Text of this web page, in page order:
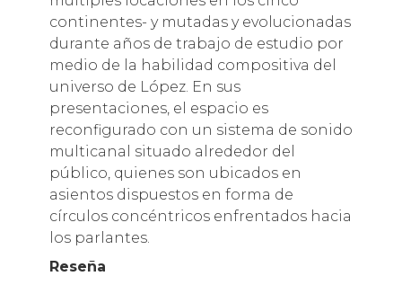
continentes- y mutadas y evolucionadas
durante años de trabajo de estudio por
medio de la habilidad compositiva del
universo de López. En sus
presentaciones, el espacio es
reconfigurado con un sistema de sonido
multicanal situado alrededor del
público, quienes son ubicados en
asientos dispuestos en forma de
círculos concéntricos enfrentados hacia
los parlantes.
Reseña